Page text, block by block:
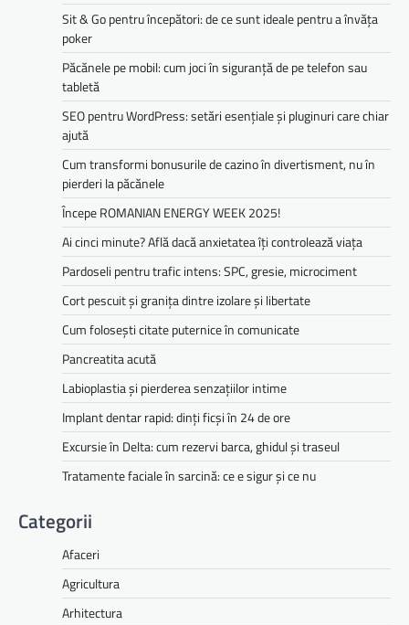
Sit & Go pentru începători: de ce sunt ideale pentru a învăța
poker
Păcănele pe mobil: cum joci în siguranță de pe telefon sau
tabletă
SEO pentru WordPress: setări esențiale și pluginuri care chiar
ajută
Cum transformi bonusurile de cazino în divertisment, nu în
pierderi la păcănele
Începe ROMANIAN ENERGY WEEK 2025!
Ai cinci minute? Află dacă anxietatea îți controlează viața
Pardoseli pentru trafic intens: SPC, gresie, microciment
Cort pescuit și granița dintre izolare și libertate
Cum folosești citate puternice în comunicate
Pancreatita acută
Labioplastia și pierderea senzațiilor intime
Implant dentar rapid: dinți ficși în 24 de ore
Excursie în Delta: cum rezervi barca, ghidul și traseul
Tratamente faciale în sarcină: ce e sigur și ce nu
Categorii
Afaceri
Agricultura
Arhitectura